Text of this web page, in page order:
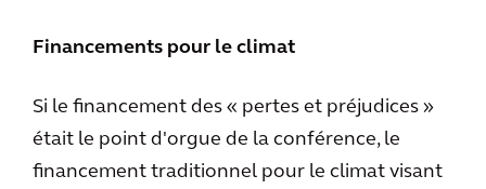
Financements pour le climat
Si le financement des « pertes et préjudices »
était le point d'orgue de la conférence, le
financement traditionnel pour le climat visant